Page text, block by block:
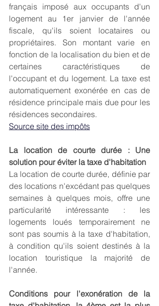
français imposé aux occupants d'un
logement au 1er janvier de l'année
fiscale, qu'ils soient locataires ou
propriétaires. Son montant varie en
fonction de la localisation du bien et de
certaines caractéristiques de
l'occupant et du logement. La taxe est
automatiquement exonérée en cas de
résidence principale mais due pour les
résidences secondaires.
Source site des impôts
La location de courte durée : Une
solution pour éviter la taxe d'habitation
La location de courte durée, définie par
des locations n'excédant pas quelques
semaines à quelques mois, offre une
particularité intéressante : les
logements loués temporairement ne
sont pas soumis à la taxe d'habitation,
à condition qu'ils soient destinés à la
location touristique la majorité de
l'année.
Conditions pour l'exonération de la